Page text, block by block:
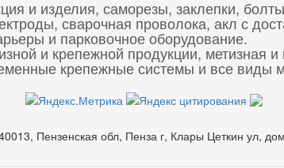
и изделия, саморезы, заклепки,
сварочная проволока, акл с
и парковочное оборудование.
и крепежной продукции, метизная
крепежные системы и все виды
Пензенская обл, Пенза г, Клары Цеткин ул,